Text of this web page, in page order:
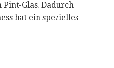
Pint-Glas. Dadurch
hat ein spezielles